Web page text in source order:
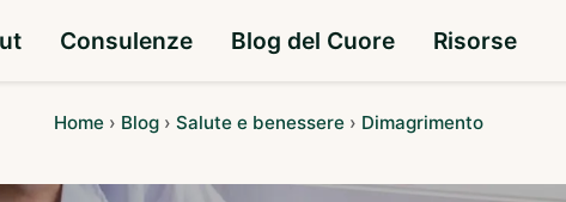
Consulenze Blog del Cuore Risorse
Home› Blog› Salute e benessere› Dimagrimento